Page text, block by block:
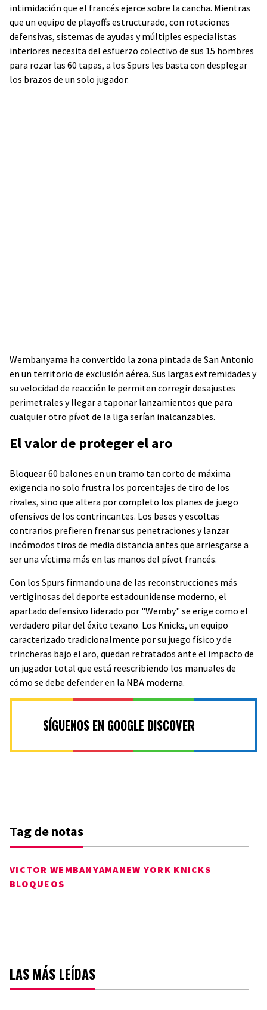
intimidación que el francés ejerce sobre la cancha. Mientras
que un equipo de playoffs estructurado, con rotaciones
defensivas, sistemas de ayudas y múltiples especialistas
interiores necesita del esfuerzo colectivo de sus 15 hombres
para rozar las 60 tapas, a los Spurs les basta con desplegar
los brazos de un solo jugador.
Wembanyama ha convertido la zona pintada de San Antonio
en un territorio de exclusión aérea. Sus largas extremidades y
su velocidad de reacción le permiten corregir desajustes
perimetrales y llegar a taponar lanzamientos que para
cualquier otro pívot de la liga serían inalcanzables.
El valor de proteger el aro
Bloquear 60 balones en un tramo tan corto de máxima
exigencia no solo frustra los porcentajes de tiro de los
rivales, sino que altera por completo los planes de juego
ofensivos de los contrincantes. Los bases y escoltas
contrarios prefieren frenar sus penetraciones y lanzar
incómodos tiros de media distancia antes que arriesgarse a
ser una víctima más en las manos del pívot francés.
Con los Spurs firmando una de las reconstrucciones más
vertiginosas del deporte estadounidense moderno, el
apartado defensivo liderado por "Wemby" se erige como el
verdadero pilar del éxito texano. Los Knicks, un equipo
caracterizado tradicionalmente por su juego físico y de
trincheras bajo el aro, quedan retratados ante el impacto de
un jugador total que está reescribiendo los manuales de
cómo se debe defender en la NBA moderna.
SÍGUENOS EN GOOGLE DISCOVER
Tag de notas
VICTOR WEMBANYAMANEW YORK KNICKS
BLOQUEOS
LAS MÁS LEÍDAS